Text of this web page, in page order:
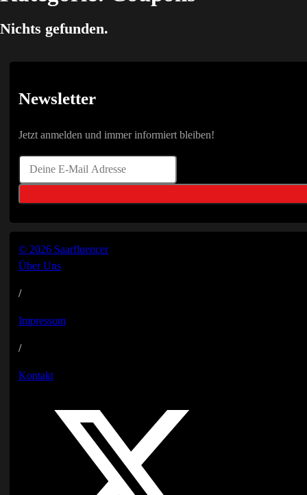
Nichts gefunden.
Newsletter
Jetzt anmelden und immer informiert bleiben!
© 2026 Saarfluencer
Über Uns
/
Impressum
/
Kontakt